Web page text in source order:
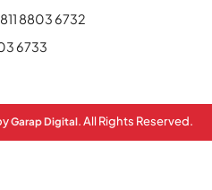
8803 6732
6733
Garap Digital. All Rights Reserved.